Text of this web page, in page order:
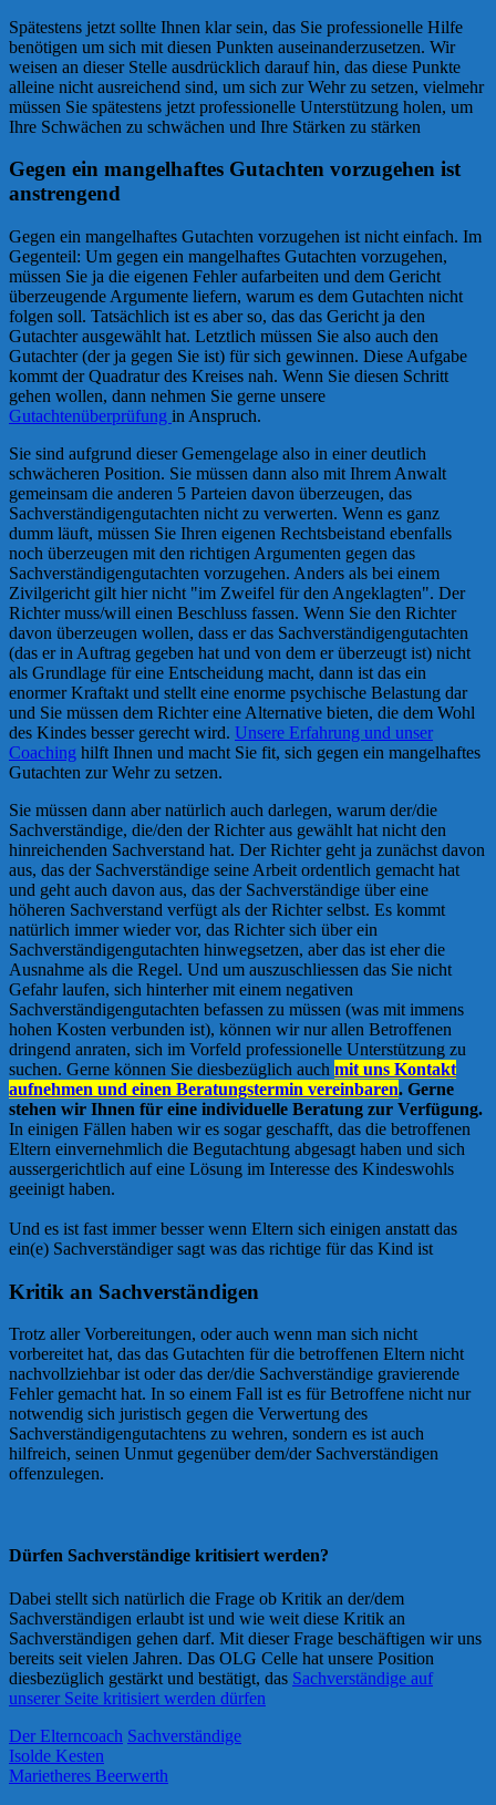
Spätestens jetzt sollte Ihnen klar sein, das Sie professionelle Hilfe
benötigen um sich mit diesen Punkten auseinanderzusetzen. Wir
weisen an dieser Stelle ausdrücklich darauf hin, das diese Punkte
alleine nicht ausreichend sind, um sich zur Wehr zu setzen, vielmehr
müssen Sie spätestens jetzt professionelle Unterstützung holen, um
Ihre Schwächen zu schwächen und Ihre Stärken zu stärken
Gegen ein mangelhaftes Gutachten vorzugehen ist
anstrengend
Gegen ein mangelhaftes Gutachten vorzugehen ist nicht einfach. Im
Gegenteil: Um gegen ein mangelhaftes Gutachten vorzugehen,
müssen Sie ja die eigenen Fehler aufarbeiten und dem Gericht
überzeugende Argumente liefern, warum es dem Gutachten nicht
folgen soll. Tatsächlich ist es aber so, das das Gericht ja den
Gutachter ausgewählt hat. Letztlich müssen Sie also auch den
Gutachter (der ja gegen Sie ist) für sich gewinnen. Diese Aufgabe
kommt der Quadratur des Kreises nah. Wenn Sie diesen Schritt
gehen wollen, dann nehmen Sie gerne unsere
Gutachtenüberprüfung in Anspruch.
Sie sind aufgrund dieser Gemengelage also in einer deutlich
schwächeren Position. Sie müssen dann also mit Ihrem Anwalt
gemeinsam die anderen 5 Parteien davon überzeugen, das
Sachverständigengutachten nicht zu verwerten. Wenn es ganz
dumm läuft, müssen Sie Ihren eigenen Rechtsbeistand ebenfalls
noch überzeugen mit den richtigen Argumenten gegen das
Sachverständigengutachten vorzugehen. Anders als bei einem
Zivilgericht gilt hier nicht "im Zweifel für den Angeklagten". Der
Richter muss/will einen Beschluss fassen. Wenn Sie den Richter
davon überzeugen wollen, dass er das Sachverständigengutachten
(das er in Auftrag gegeben hat und von dem er überzeugt ist) nicht
als Grundlage für eine Entscheidung macht, dann ist das ein
enormer Kraftakt und stellt eine enorme psychische Belastung dar
und Sie müssen dem Richter eine Alternative bieten, die dem Wohl
des Kindes besser gerecht wird. Unsere Erfahrung und unser
Coaching hilft Ihnen und macht Sie fit, sich gegen ein mangelhaftes
Gutachten zur Wehr zu setzen.
Sie müssen dann aber natürlich auch darlegen, warum der/die
Sachverständige, die/den der Richter aus gewählt hat nicht den
hinreichenden Sachverstand hat. Der Richter geht ja zunächst davon
aus, das der Sachverständige seine Arbeit ordentlich gemacht hat
und geht auch davon aus, das der Sachverständige über eine
höheren Sachverstand verfügt als der Richter selbst. Es kommt
natürlich immer wieder vor, das Richter sich über ein
Sachverständigengutachten hinwegsetzen, aber das ist eher die
Ausnahme als die Regel. Und um auszuschliessen das Sie nicht
Gefahr laufen, sich hinterher mit einem negativen
Sachverständigengutachten befassen zu müssen (was mit immens
hohen Kosten verbunden ist), können wir nur allen Betroffenen
dringend anraten, sich im Vorfeld professionelle Unterstützung zu
suchen. Gerne können Sie diesbezüglich auch mit uns Kontakt
aufnehmen und einen Beratungstermin vereinbaren. Gerne
stehen wir Ihnen für eine individuelle Beratung zur Verfügung.
In einigen Fällen haben wir es sogar geschafft, das die betroffenen
Eltern einvernehmlich die Begutachtung abgesagt haben und sich
aussergerichtlich auf eine Lösung im Interesse des Kindeswohls
geeinigt haben.
Und es ist fast immer besser wenn Eltern sich einigen anstatt das
ein(e) Sachverständiger sagt was das richtige für das Kind ist
Kritik an Sachverständigen
Trotz aller Vorbereitungen, oder auch wenn man sich nicht
vorbereitet hat, das das Gutachten für die betroffenen Eltern nicht
nachvollziehbar ist oder das der/die Sachverständige gravierende
Fehler gemacht hat. In so einem Fall ist es für Betroffene nicht nur
notwendig sich juristisch gegen die Verwertung des
Sachverständigengutachtens zu wehren, sondern es ist auch
hilfreich, seinen Unmut gegenüber dem/der Sachverständigen
offenzulegen.
Dürfen Sachverständige kritisiert werden?
Dabei stellt sich natürlich die Frage ob Kritik an der/dem
Sachverständigen erlaubt ist und wie weit diese Kritik an
Sachverständigen gehen darf. Mit dieser Frage beschäftigen wir uns
bereits seit vielen Jahren. Das OLG Celle hat unsere Position
diesbezüglich gestärkt und bestätigt, das Sachverständige auf
unserer Seite kritisiert werden dürfen
Der Elterncoach Sachverständige
Isolde Kesten
Marietheres Beerwerth